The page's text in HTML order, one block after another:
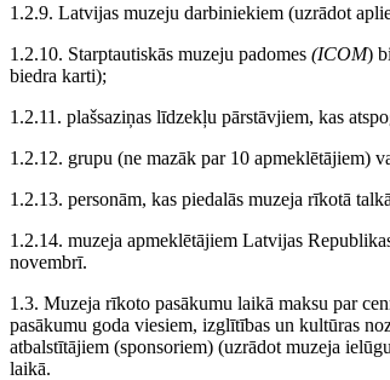
1.2.9. Latvijas muzeju darbiniekiem (uzrādot
1.2.10. Starptautiskās muzeju padomes (ICOM)
biedra karti);
1.2.11. plašsaziņas līdzekļu pārstāvjiem, kas
1.2.12. grupu (ne mazāk par 10 apmeklētājiem)
1.2.13. personām, kas piedalās muzeja rīkotā
1.2.14. muzeja apmeklētājiem Latvijas
novembrī.
1.3. Muzeja rīkoto pasākumu laikā maksu par
pasākumu goda viesiem, izglītības un kultūras
atbalstītājiem (sponsoriem) (uzrādot muzeja
laikā.